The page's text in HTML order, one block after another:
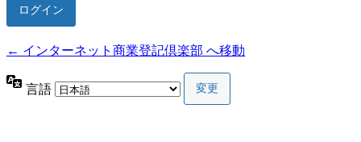
← インターネット商業登記倶楽部 へ移動
言語